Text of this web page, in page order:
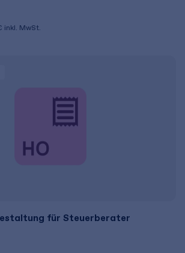
inkl. MwSt.
für Steuerberater